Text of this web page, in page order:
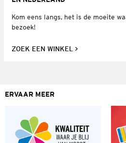
Kom eens langs, het is de moeite
bezoek!
ZOEK EEN WINKEL
ERVAAR MEER